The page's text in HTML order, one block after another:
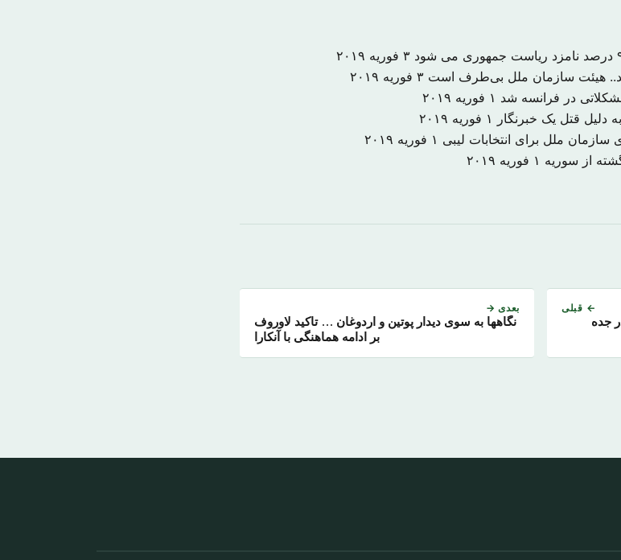
۳ فوریه ۲۰۱۹
هیئت سازمان ملل بی‌طرف است ۳ فوریه ۲۰۱۹
در فرانسه شد ۱ فوریه ۲۰۱۹
۱ فوریه ۲۰۱۹
ملل برای انتخابات لیبی ۱ فوریه ۲۰۱۹
از سوریه ۱ فوریه ۲۰۱۹
← قبلی
جده
بعدی →
نگاهها به سوی دیدار پوتین و اردوغان … تاکید لاوروف
بر ادامه هماهنگی با آنکارا